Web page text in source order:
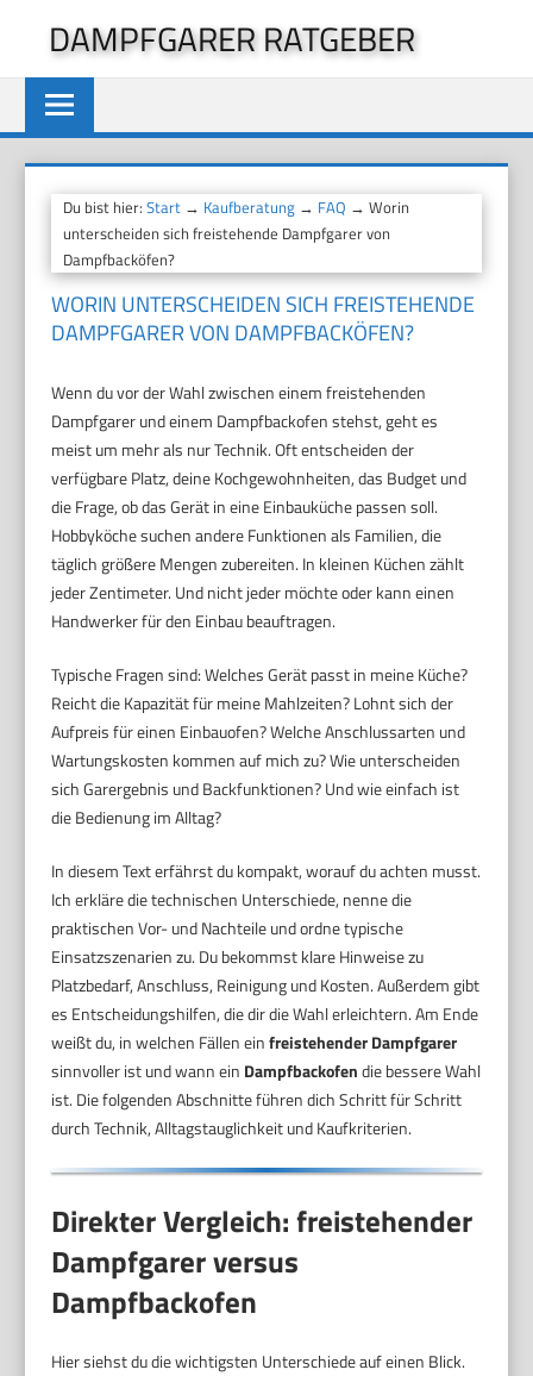
springen
DAMPFGARER RATGEBER
Du bist hier:Start → Kaufberatung → FAQ → Worin
unterscheiden sich freistehende Dampfgarer von
Dampfbacköfen?
WORIN UNTERSCHEIDEN SICH FREISTEHENDE
DAMPFGARER VON DAMPFBACKÖFEN?
Wenn du vor der Wahl zwischen einem freistehenden
Dampfgarer und einem Dampfbackofen stehst, geht es
meist um mehr als nur Technik. Oft entscheiden der
verfügbare Platz, deine Kochgewohnheiten, das Budget und
die Frage, ob das Gerät in eine Einbauküche passen soll.
Hobbyköche suchen andere Funktionen als Familien, die
täglich größere Mengen zubereiten. In kleinen Küchen zählt
jeder Zentimeter. Und nicht jeder möchte oder kann einen
Handwerker für den Einbau beauftragen.
Typische Fragen sind: Welches Gerät passt in meine Küche?
Reicht die Kapazität für meine Mahlzeiten? Lohnt sich der
Aufpreis für einen Einbauofen? Welche Anschlussarten und
Wartungskosten kommen auf mich zu? Wie unterscheiden
sich Garergebnis und Backfunktionen? Und wie einfach ist
die Bedienung im Alltag?
In diesem Text erfährst du kompakt, worauf du achten musst.
Ich erkläre die technischen Unterschiede, nenne die
praktischen Vor- und Nachteile und ordne typische
Einsatzszenarien zu. Du bekommst klare Hinweise zu
Platzbedarf, Anschluss, Reinigung und Kosten. Außerdem gibt
es Entscheidungshilfen, die dir die Wahl erleichtern. Am Ende
weißt du, in welchen Fällen einfreistehender Dampfgarer
sinnvoller ist und wann ein Dampfbackofendie bessere Wahl
ist. Die folgenden Abschnitte führen dich Schritt für Schritt
durch Technik, Alltagstauglichkeit und Kaufkriterien.
Direkter Vergleich: freistehender
Dampfgarer versus
Dampfbackofen
Hier siehst du die wichtigsten Unterschiede auf einen Blick.